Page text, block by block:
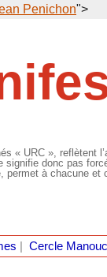
Penichon">
« URC », reflètent
signifie donc pas
permet à chacune et
Cercle